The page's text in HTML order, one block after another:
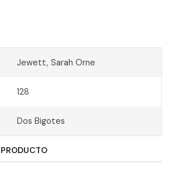
Jewett, Sarah Orne
128
Dos Bigotes